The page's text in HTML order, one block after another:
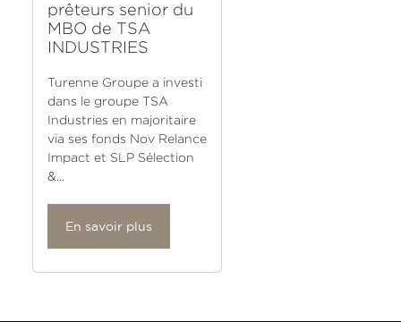
prêteurs senior du
MBO de TSA
INDUSTRIES
Turenne Groupe a investi
dans le groupe TSA
Industries en majoritaire
via ses fonds Nov Relance
Impact et SLP Sélection
&...
En savoir plus